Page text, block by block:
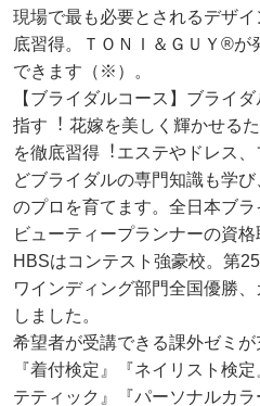
現場で最も必要とされるデザ
底習得。ＴＯＮＩ＆ＧＵＹ®が
できます（※）。
【ブライダルコース】ブライ
指す︕ 花嫁を美しく輝かせる
を徹底習得︕エステやドレス
どブライダルの専門知識も学
のプロを育てます。全⽇本ブ
ビューティープランナーの資格
HBSはコンテスト強豪校。第
ワインディング部門全国優勝
しました。
希望者が受講できる課外ゼミが
『着付検定』『ネイリスト検
テティック』『パーソナルカ